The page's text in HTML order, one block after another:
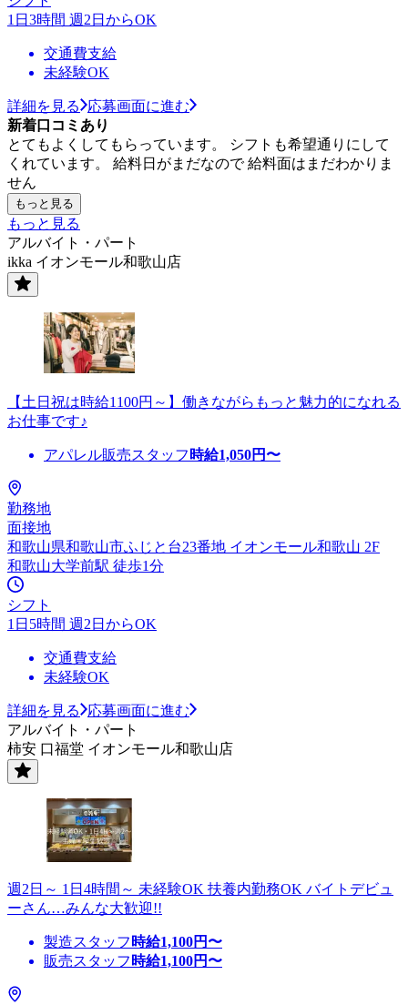
1日3時間 週2日からOK
交通費支給
未経験OK
詳細を見る
応募画面に進む
新着口コミあり
とてもよくしてもらっています。 シフトも希望通りにして
くれています。 給料日がまだなので 給料面はまだわかりま
せん
もっと見る
もっと見る
アルバイト・パート
ikka イオンモール和歌山店
【土日祝は時給1100円～】働きながらもっと魅力的になれる
お仕事です♪
アパレル販売スタッフ 時給1,050円〜
勤務地
面接地
和歌山県和歌山市ふじと台23番地 イオンモール和歌山 2F
和歌山大学前駅 徒歩1分
シフト
1日5時間 週2日からOK
交通費支給
未経験OK
詳細を見る
応募画面に進む
アルバイト・パート
柿安 口福堂 イオンモール和歌山店
週2日～ 1日4時間～ 未経験OK 扶養内勤務OK バイトデビュ
ーさん…みんな大歓迎!!
製造スタッフ 時給1,100円〜
販売スタッフ 時給1,100円〜